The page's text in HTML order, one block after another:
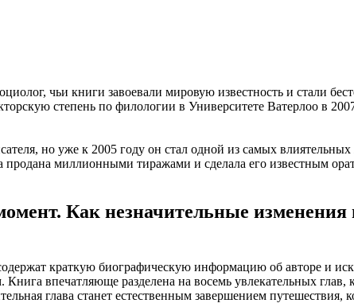
чьи книги завоевали мировую известность и стали
степень по филологии в Университете Ватерлоо в
но уже к 2005 году он стал одной из самых
миллионными тиражами и сделала его известным
Как незначительные
краткую биографическую информацию об авторе и
впечатляюще разделена на восемь увлекательных глав,
глава станет естественным завершением